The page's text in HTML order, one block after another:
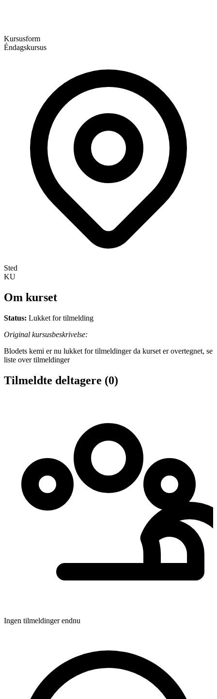
Kursusform
Éndagskursus
Sted
KU
Om kurset
Status: Lukket for tilmelding
Original kursusbeskrivelse:
Blodets kemi er nu lukket for tilmeldinger da kurset er overtegnet, se
liste over tilmeldinger
Tilmeldte deltagere (0)
Ingen tilmeldinger endnu